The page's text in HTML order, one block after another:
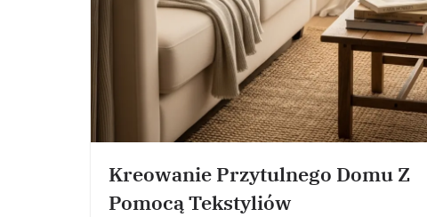
Kreowanie Przytulnego Domu Z
Pomocą Tekstyliów